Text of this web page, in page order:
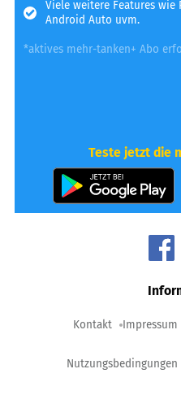
Viele weitere Features wie
Android Auto uvm.
*aktives mehr-tanken+ Abo
Teste jetzt die
Kontakt Impressum
Nutzungsbedingungen